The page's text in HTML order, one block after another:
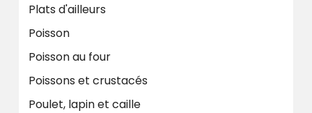
Plats d'ailleurs
Poisson
Poisson au four
Poissons et crustacés
Poulet, lapin et caille